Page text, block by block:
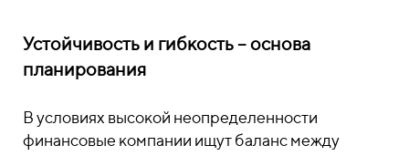
Устойчивость и гибкость – основа
планирования
В условиях высокой неопределенности
финансовые компании ищут баланс между